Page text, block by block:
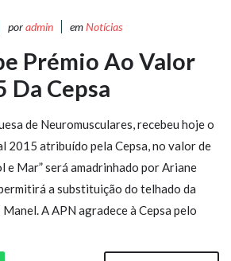
poradmin emNotícias
Prémio Ao Valor
Da Cepsa
de Neuromusculares, recebeu hoje o
2015 atribuído pela Cepsa, no valor de
e Mar” será amadrinhado por Ariane
a substituição do telhado da
Manel. A APN agradece à Cepsa pelo